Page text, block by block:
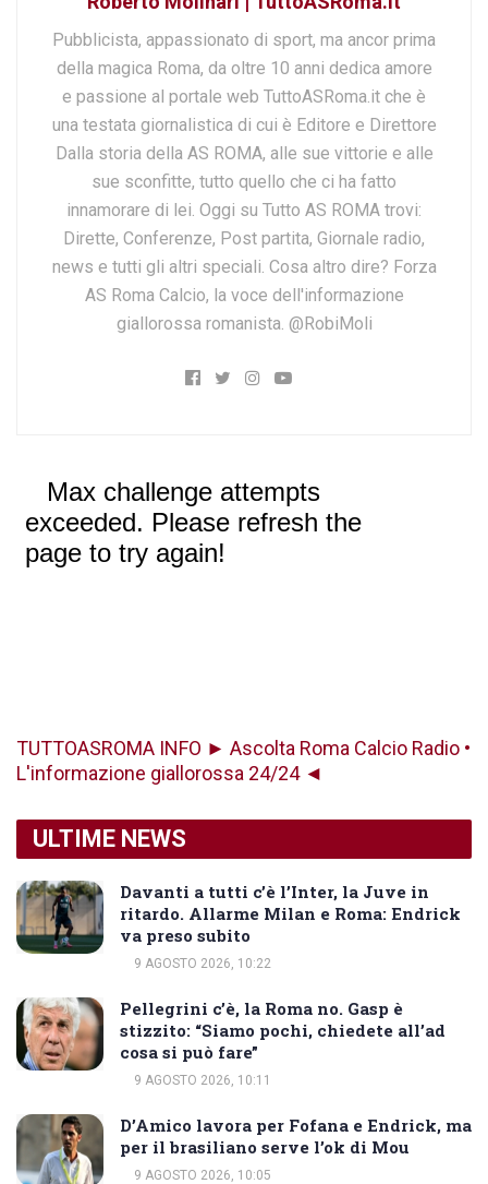
Pubblicista, appassionato di sport, ma ancor prima
della magica Roma, da oltre 10 anni dedica amore
e passione al portale web TuttoASRoma.it che è
una testata giornalistica di cui è Editore e Direttore
Dalla storia della AS ROMA, alle sue vittorie e alle
sue sconfitte, tutto quello che ci ha fatto
innamorare di lei. Oggi su Tutto AS ROMA trovi:
Dirette, Conferenze, Post partita, Giornale radio,
news e tutti gli altri speciali. Cosa altro dire? Forza
AS Roma Calcio, la voce dell'informazione
giallorossa romanista. @RobiMoli
TUTTOASROMA INFO ► Ascolta Roma Calcio Radio •
L'informazione giallorossa 24/24 ◄
ULTIME NEWS
Davanti a tutti c’è l’Inter, la Juve in
ritardo. Allarme Milan e Roma: Endrick
va preso subito
9 AGOSTO 2026, 10:22
Pellegrini c’è, la Roma no. Gasp è
stizzito: “Siamo pochi, chiedete all’ad
cosa si può fare”
9 AGOSTO 2026, 10:11
D’Amico lavora per Fofana e Endrick, ma
per il brasiliano serve l’ok di Mou
9 AGOSTO 2026, 10:05